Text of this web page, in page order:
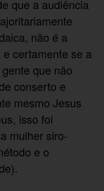
que a audiência
não é a
certamente se a
que não
conserto e
mesmo Jesus
isso foi
mulher siro-
e o